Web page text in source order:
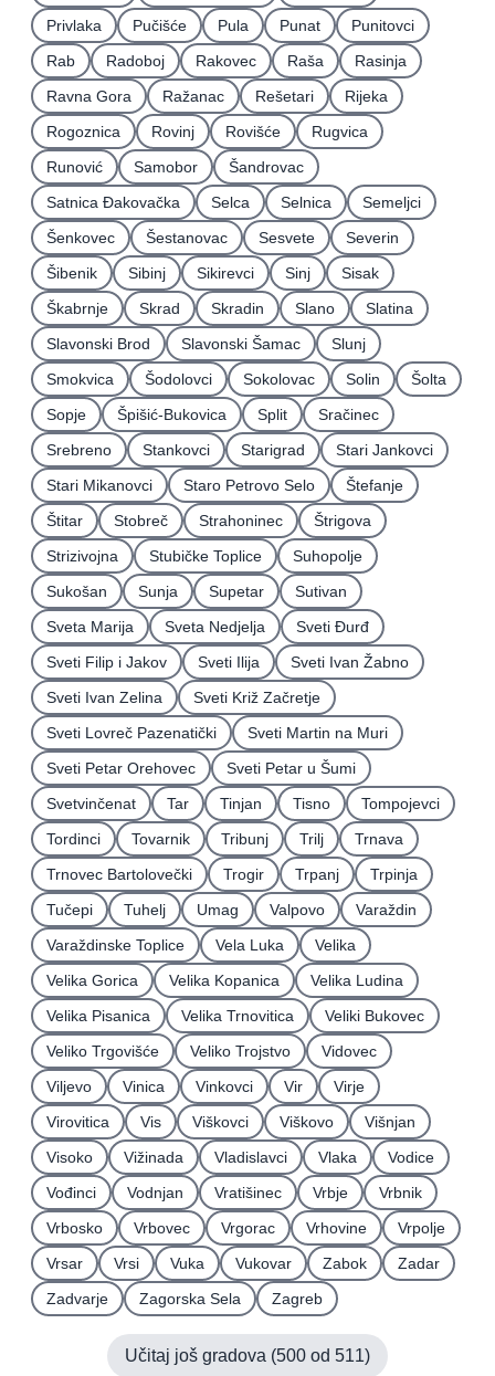
Privlaka
Pučišće Pula Punat
Punitovci
Rab
Radoboj Rakovec Raša
Rasinja
Ravna Gora
Ražanac Rešetari
Rijeka
Rogoznica
Rovinj Rovišće
Rugvica
Runović
Samobor
Šandrovac
Satnica Ðakovačka
Selca Selnica
Semeljci
Šenkovec
Šestanovac Sesvete
Severin
Šibenik
Sibinj Sikirevci Sinj
Sisak
Škabrnje
Skrad Skradin Slano
Slatina
Slavonski Brod
Slavonski Šamac
Slunj
Smokvica
Šodolovci Sokolovac Solin
Šolta
Sopje
Špišić-Bukovica Split
Sračinec
Srebreno
Stankovci Starigrad
Stari Jankovci
Stari Mikanovci
Staro Petrovo Selo
Štefanje
Štitar
Stobreč Strahoninec
Štrigova
Strizivojna
Stubičke Toplice
Suhopolje
Sukošan
Sunja Supetar
Sutivan
Sveta Marija
Sveta Nedjelja
Sveti Ðurđ
Sveti Filip i Jakov
Sveti Ilija
Sveti Ivan Žabno
Sveti Ivan Zelina
Sveti Križ Začretje
Sveti Lovreč Pazenatički
Sveti Martin na Muri
Sveti Petar Orehovec
Sveti Petar u Šumi
Svetvinčenat
Tar Tinjan Tisno
Tompojevci
Tordinci
Tovarnik Tribunj Trilj
Trnava
Trnovec Bartolovečki
Trogir Trpanj
Trpinja
Tučepi
Tuhelj Umag Valpovo
Varaždin
Varaždinske Toplice
Vela Luka
Velika
Velika Gorica
Velika Kopanica
Velika Ludina
Velika Pisanica
Velika Trnovitica
Veliki Bukovec
Veliko Trgovišće
Veliko Trojstvo
Vidovec
Viljevo
Vinica Vinkovci Vir
Virje
Virovitica
Vis Viškovci Viškovo
Višnjan
Visoko
Vižinada Vladislavci Vlaka
Vodice
Vođinci
Vodnjan Vratišinec Vrbje
Vrbnik
Vrbosko
Vrbovec Vrgorac Vrhovine
Vrpolje
Vrsar
Vrsi Vuka Vukovar Zabok
Zadar
Zadvarje
Zagorska Sela Zagreb
Učitaj još gradova (500 od 511)